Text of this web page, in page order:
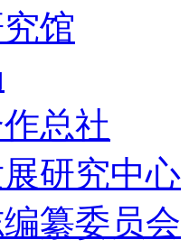
馆
总社
研究中心
纂委员会